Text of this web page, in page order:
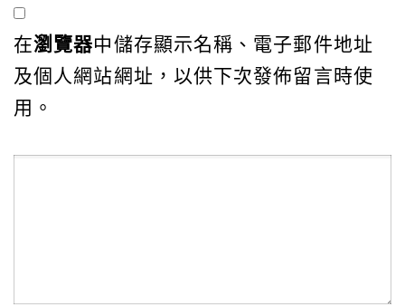
在瀏覽器中儲存顯示名稱、電子郵件地址
及個人網站網址，以供下次發佈留言時使
用。